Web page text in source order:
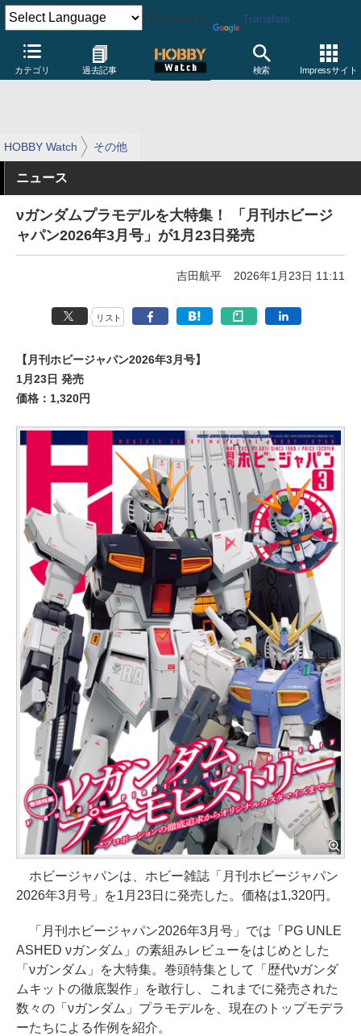
Powered by Translate
カテゴリ 過去記事 検索 Impressサイト
HOBBY Watch その他
ニュース
νガンダムプラモデルを大特集！ 「月刊ホビージ
ャパン2026年3月号」が1月23日発売
吉田航平 2026年1月23日 11:11
リスト
【月刊ホビージャパン2026年3月号】
1月23日 発売
価格：1,320円
ホビージャパンは、ホビー雑誌「月刊ホビージャパン
2026年3月号」を1月23日に発売した。価格は1,320円。
「月刊ホビージャパン2026年3月号」では「PG UNLE
ASHED νガンダム」の素組みレビューをはじめとした
「νガンダム」を大特集。巻頭特集として「歴代νガンダ
ムキットの徹底製作」を敢行し、これまでに発売された
数々の「νガンダム」プラモデルを、現在のトップモデラ
ーたちによる作例を紹介。